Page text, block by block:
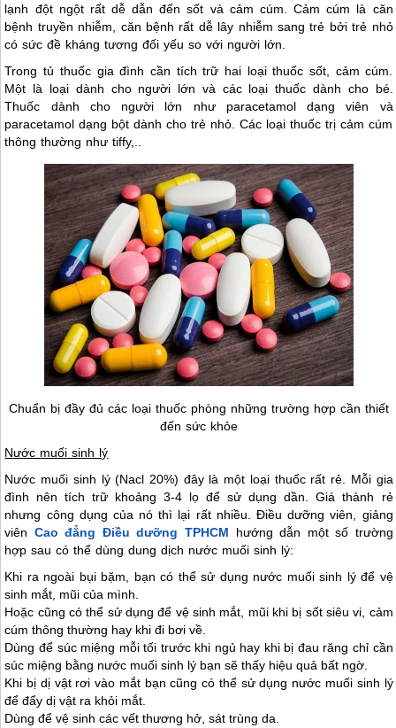
lạnh đột ngột rất dễ dẫn đến sốt và cảm cúm. Cảm cúm là căn
bệnh truyền nhiễm, căn bệnh rất dễ lây nhiễm sang trẻ bởi trẻ nhỏ
có sức đề kháng tương đối yếu so với người lớn.
Trong tủ thuốc gia đình cần tích trữ hai loại thuốc sốt, cảm cúm.
Một là loại dành cho người lớn và các loại thuốc dành cho bé.
Thuốc dành cho người lớn như paracetamol dạng viên và
paracetamol dạng bột dành cho trẻ nhỏ. Các loại thuốc trị cảm cúm
thông thường như tiffy,..
Chuẩn bị đầy đủ các loại thuốc phòng những trường hợp cần thiết
đến sức khỏe
Nước muối sinh lý
Nước muối sinh lý (Nacl 20%) đây là một loại thuốc rất rẻ. Mỗi gia
đình nên tích trữ khoảng 3-4 lọ để sử dụng dần. Giá thành rẻ
nhưng công dụng của nó thì lại rất nhiều. Điều dưỡng viên, giảng
viên Cao đẳng Điều dưỡng TPHCM hướng dẫn một số trường
hợp sau có thể dùng dung dịch nước muối sinh lý:
Khi ra ngoài bụi bặm, bạn có thể sử dụng nước muối sinh lý để vệ
sinh mắt, mũi của mình.
Hoặc cũng có thể sử dụng để vệ sinh mắt, mũi khi bị sốt siêu vi, cảm
cúm thông thường hay khi đi bơi về.
Dùng để súc miệng mỗi tối trước khi ngủ hay khi bị đau răng chỉ cần
súc miệng bằng nước muối sinh lý bạn sẽ thấy hiệu quả bất ngờ.
Khi bị dị vật rơi vào mắt bạn cũng có thể sử dụng nước muối sinh lý
để đẩy dị vật ra khỏi mắt.
Dùng để vệ sinh các vết thương hở, sát trùng da.